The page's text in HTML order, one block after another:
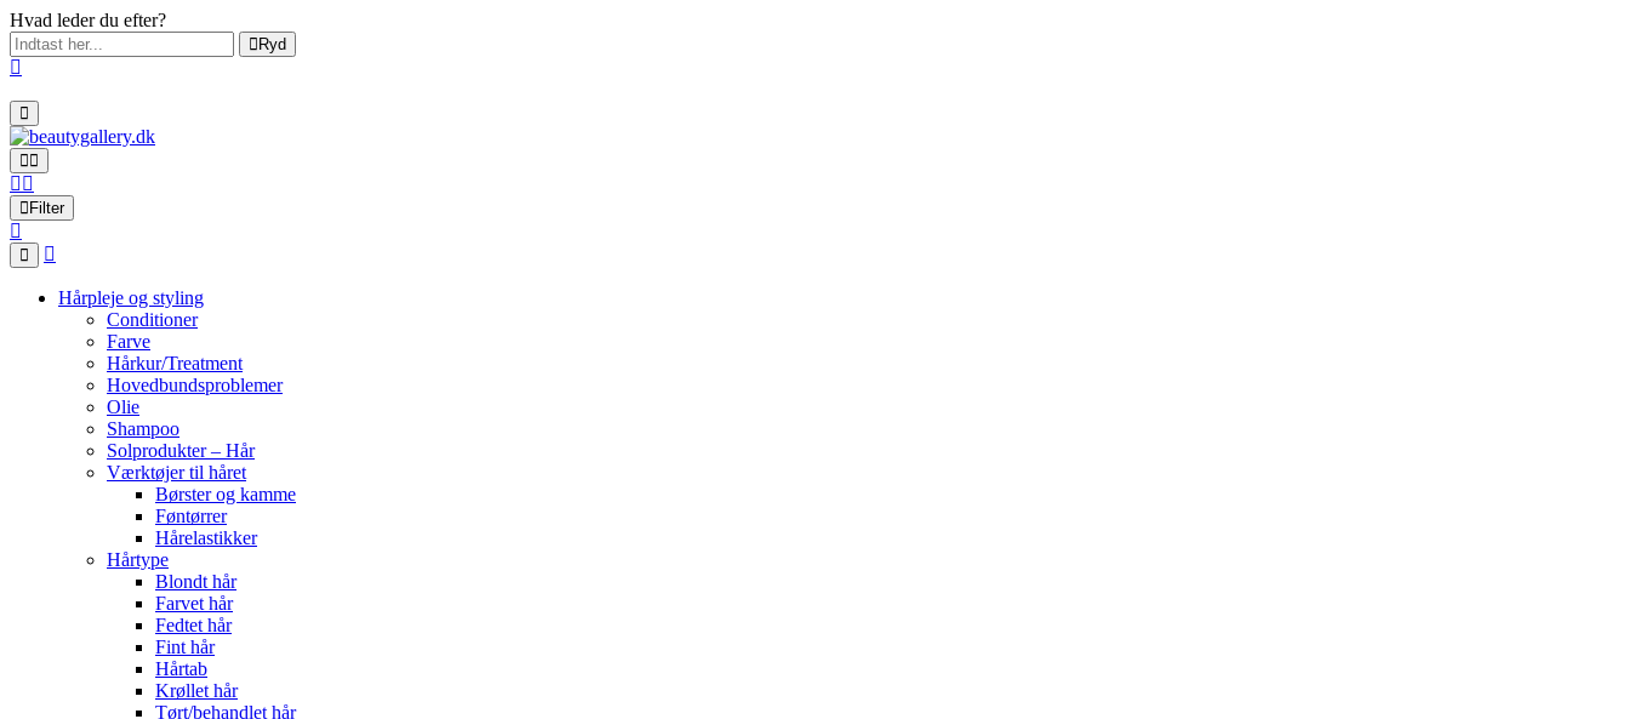
Hvad leder du efter?
Ryd
Filter
Hårpleje og styling
Conditioner
Farve
Hårkur/Treatment
Hovedbundsproblemer
Olie
Shampoo
Solprodukter – Hår
Værktøjer til håret
Børster og kamme
Føntørrer
Hårelastikker
Hårtype
Blondt hår
Farvet hår
Fedtet hår
Fint hår
Hårtab
Krøllet hår
Tørt/behandlet hår